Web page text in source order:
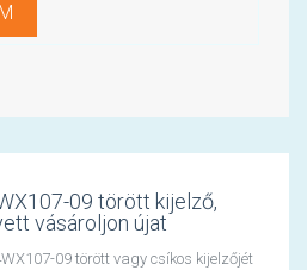
09 törött kijelző,
vásároljon újat
09 törött vagy csíkos kijelzőjét